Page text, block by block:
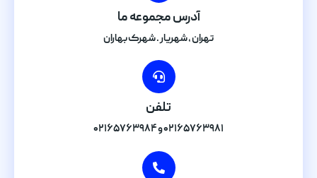
آدرس مجموعه ما
تهران , شهریار . شهرک بهاران
تلفن
۰۲۱۶۵۷۶۳۹۸۱ و ۰۲۱۶۵۷۶۳۹۸۴